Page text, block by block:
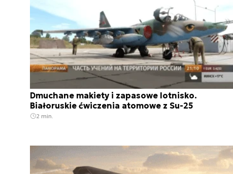
Dmuchane makiety i zapasowe lotnisko.
Białoruskie ćwiczenia atomowe z Su-25
2 min.